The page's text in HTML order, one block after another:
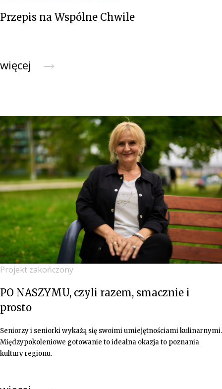
Przepis na Wspólne Chwile
więcej →
Projekt zakończony
PO NASZYMU, czyli razem, smacznie i
prosto
Seniorzy i seniorki wykażą się swoimi umiejętnościami kulinarnymi.
Międzypokoleniowe gotowanie to idealna okazja to poznania
kultury regionu.